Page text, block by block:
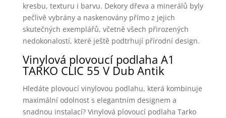
kresbu, texturu i barvu. Dekory dřeva a minerálů byly
pečlivě vybrány a naskenovány přímo z jejich
skutečných exemplářů, včetně všech přirozených
nedokonalostí, které ještě podtrhují přírodní design.
Vinylová plovoucí podlaha A1
TARKO CLIC 55 V Dub Antik
Hledáte plovoucí vinylovou podlahu, která kombinuje
maximální odolnost s elegantním designem a
snadnou instalací? Vinylová plovoucí podlaha Tarko